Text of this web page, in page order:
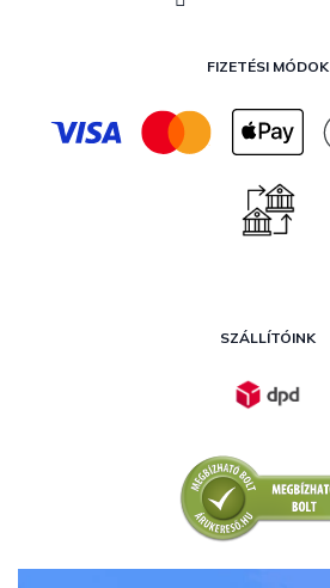
FIZETÉSI MÓDOK
SZÁLLÍTÓINK